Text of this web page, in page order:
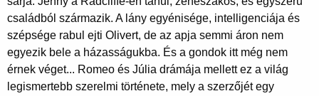
családból származik. A lány egyénisége, intelligenciája és
szépsége rabul ejti Olivert, de az apja semmi áron nem
egyezik bele a házasságukba. És a gondok itt még nem
érnek véget... Romeo és Júlia drámája mellett ez a világ
legismertebb szerelmi története, mely a szerzőjét egy